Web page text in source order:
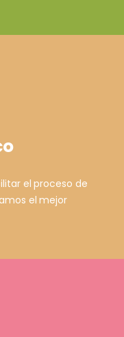
el proceso de
el mejor